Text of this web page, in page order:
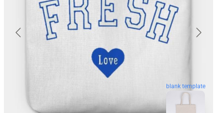
blank template